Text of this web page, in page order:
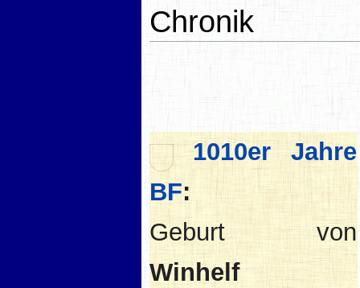
Chronik
1010er Jahre
BF:
Geburt von
Winhelf